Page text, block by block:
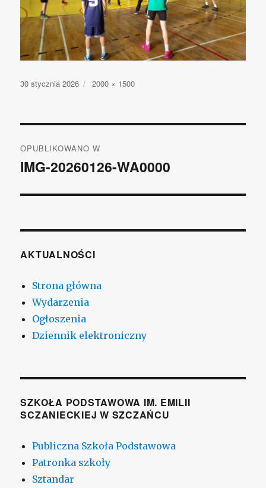
Opublikowano
30 stycznia 2026
Pełny
2000 × 1500
wpisu
OPUBLIKOWANO W
IMG-20260126-WA0000
AKTUALNOŚCI
Strona główna
Wydarzenia
Ogłoszenia
Dziennik elektroniczny
SZKOŁA PODSTAWOWA IM. EMILII
SCZANIECKIEJ W SZCZAŃCU
Publiczna Szkoła Podstawowa
Patronka szkoły
Sztandar